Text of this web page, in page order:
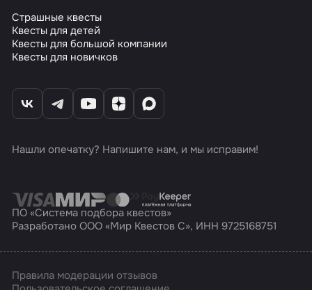
Страшные квесты
Квесты для детей
Квесты для большой компании
Квесты для новичков
Нашли опечатку? Напишите нам, и мы исправим!
ПО «Система подбора квестов»
Разработано ООО «Мир Квестов С», ИНН 9725168751
Правила модерации отзывов